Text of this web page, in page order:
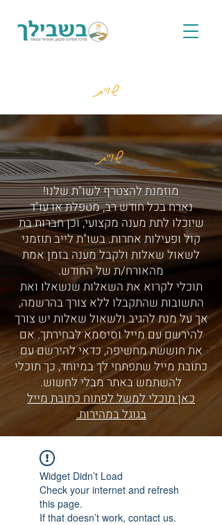
שו"ת
שו"ת
מוזמנת להצטרף לשו"ת שלנו!
נארח בכל חודש רב, מטפלת או עו"ד
שיוכלו לתת מענה מקצועי, וכן חברות בת
קול ופעילות אחרות. בשו"ת לייב תוזמני
לשאול שאלות ולקבל מענה בזמן אמת
מהאורח/ת של החודש.
תוכלי לקרוא את השאלות שנשאלו ואת
התשובות שהתקבלו ללא צורך בהרשמה,
אך על מנת להגיב ולשאול שאלות יש צורך
להירשם עם מייל וסיסמא לבחירתך. אם
את חוששת מחשיפה, כדאי להירשם עם
כתובת מייל שתפתחי לך במיוחד, כך תוכלי
להשתמש באתר מבלי לחשוש.
כאן תוכלי למשל לפתוח כתובת מייל
בגוגל במהירות.
Widget Didn’t Load
Check your internet and refresh
this page.
If that doesn’t work, contact us.